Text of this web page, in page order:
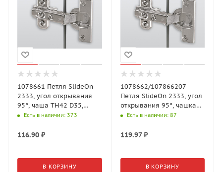
1078661 Петля SlideOn
2333, угол открывания
95°, чаша TH42 D35,
средняя стенка, B5 (для
Есть в наличии: 373
116.90 ₽
В КОРЗИНУ
1078662/107866207
Петля SlideOn 2333, угол
открывания 95°, чашка
TH42 D35, вкладная, B1,5
Есть в наличии: 87
119.97₽
В КОРЗИНУ